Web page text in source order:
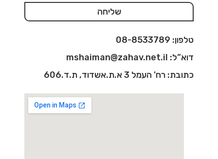
שליחה
טלפון: 08-8533789
דוא”ל: mshaiman@zahav.net.il
כתובת: רח' העמל 3 א.ת.אשדוד, ת.ד.606